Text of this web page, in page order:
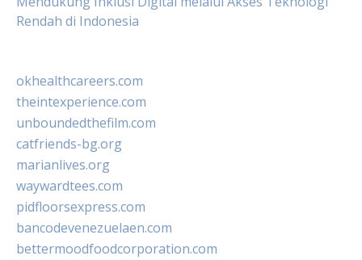
Rendah di Indonesia
okhealthcareers.com
theintexperience.com
unboundedthefilm.com
catfriends-bg.org
marianlives.org
waywardtees.com
pidfloorsexpress.com
bancodevenezuelaen.com
bettermoodfoodcorporation.com